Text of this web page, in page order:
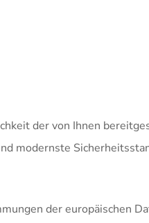
der von Ihnen
modernste
der europäischen